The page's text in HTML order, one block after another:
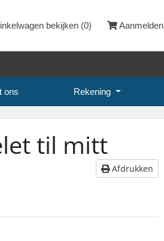
bekijken (0) Aanmelden
ons Rekening
til mitt
Afdrukken